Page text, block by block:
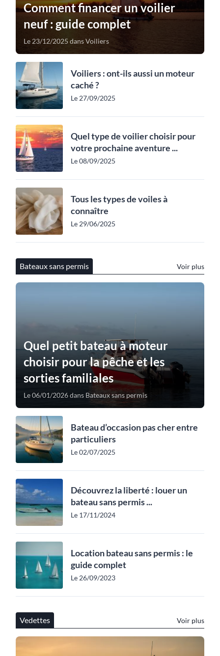
Comment financer un voilier
neuf : guide complet
Le 23/12/2025 dans Voiliers
Voiliers : ont-ils aussi un moteur
caché ?
Le 27/09/2025
Quel type de voilier choisir pour
votre prochaine aventure ...
Le 08/09/2025
Tous les types de voiles à
connaître
Le 29/06/2025
Bateaux sans permis Voir plus
Quel petit bateau à moteur
choisir pour la pêche et les
sorties familiales
Le 06/01/2026 dans Bateaux sans permis
Bateau d’occasion pas cher entre
particuliers
Le 02/07/2025
Découvrez la liberté : louer un
bateau sans permis ...
Le 17/11/2024
Location bateau sans permis : le
guide complet
Le 26/09/2023
Vedettes Voir plus